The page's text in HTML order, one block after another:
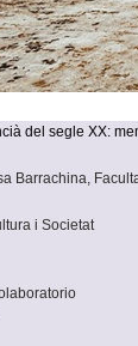
del segle XX:
Barrachina,
i Societat